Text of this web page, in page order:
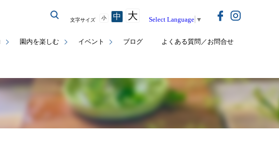
園内を楽しむ イベント ブログ よくある質問／お問合せ
文字サイズ 小 中 大 Select Language ▼